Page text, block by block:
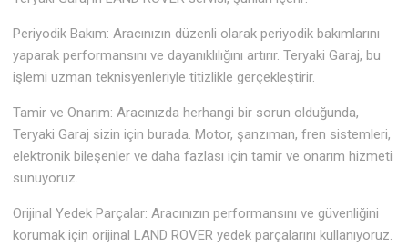
Periyodik Bakım: Aracınızın düzenli olarak periyodik bakımlarını
yaparak performansını ve dayanıklılığını artırır. Teryaki Garaj, bu
işlemi uzman teknisyenleriyle titizlikle gerçekleştirir.
Tamir ve Onarım: Aracınızda herhangi bir sorun olduğunda,
Teryaki Garaj sizin için burada. Motor, şanzıman, fren sistemleri,
elektronik bileşenler ve daha fazlası için tamir ve onarım hizmeti
sunuyoruz.
Orijinal Yedek Parçalar: Aracınızın performansını ve güvenliğini
korumak için orijinal LAND ROVER yedek parçalarını kullanıyoruz.